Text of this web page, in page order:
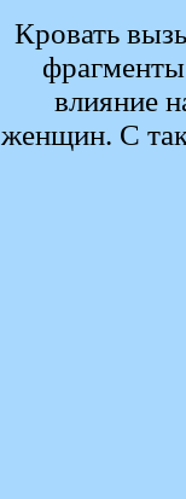
Кровать
влияние
женщин. С